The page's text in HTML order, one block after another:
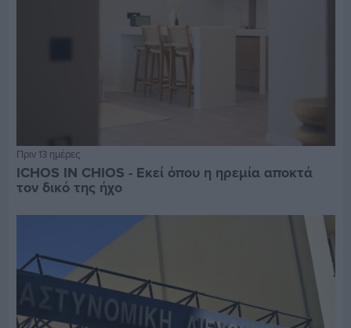
Πριν 13 ημέρες
ICHOS IN CHIOS - Εκεί όπου η ηρεμία αποκτά
τον δικό της ήχο